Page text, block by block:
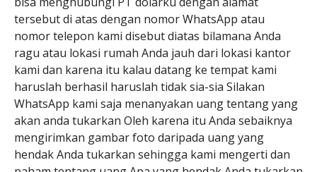
tersebut di atas dengan nomor WhatsApp atau
nomor telepon kami disebut diatas bilamana Anda
ragu atau lokasi rumah Anda jauh dari lokasi kantor
kami dan karena itu kalau datang ke tempat kami
haruslah berhasil haruslah tidak sia-sia Silakan
WhatsApp kami saja menanyakan uang tentang yang
akan anda tukarkan Oleh karena itu Anda sebaiknya
mengirimkan gambar foto daripada uang yang
hendak Anda tukarkan sehingga kami mengerti dan